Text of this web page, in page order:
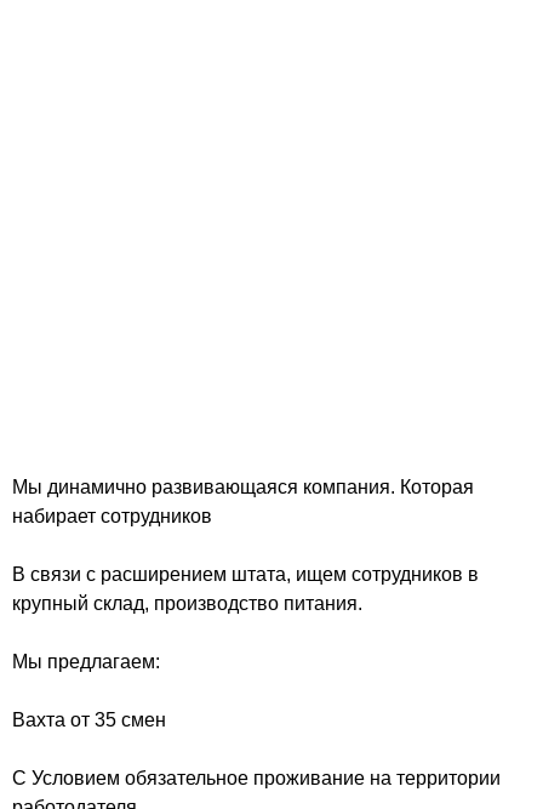
Мы динамично развивающаяся компания. Которая
набирает сотрудников
В связи с расширением штата, ищем сотрудников в
крупный склад, производство питания.
Мы предлагаем:
Вахта от 35 смен
С Условием обязательное проживание на территории